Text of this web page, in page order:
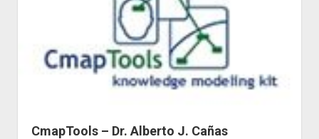
Entrevistas
Destacados
Biografías
Recursos
Escuelas
CmapTools – Dr. Alberto J. Cañas